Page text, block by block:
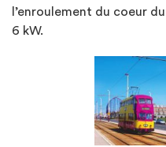
l’enroulement du coeur
6 kW.